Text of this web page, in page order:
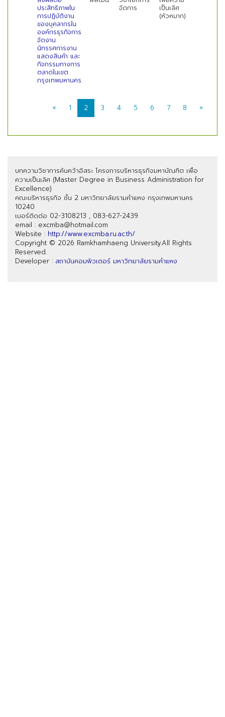
ประสิทธิภาพใน
การปฏิบัติงาน
ของบุคลากรใน
องค์กรธุรกิจการ
จัดงาน
นิทรรศการงาน
แสดงสินค้า และ
กิจกรรมทางการ
ตลาดในเขต
กรุงเทพมหานคร
จัดการ
เป็นเลิศ
(หัวหมาก)
« 1 2 3 4 5 6 7 8 »
บทความวิชาการค้นคว้าอิสระ โครงการบริหารธุรกิจมหาบัณฑิต เพื่อ
ความเป็นเลิศ (Master Degree in Business Administration for
Excellence)
คณะบริหารธุรกิจ ชั้น 2 มหาวิทยาลัยรามคำแหง กรุงเทพมหานคร
10240
เบอร์ติดต่อ 02-3108213 , 083-627-2439
email : excmba@hotmail.com
Website : http://www.excmba.ru.ac.th/
Copyright © 2026 Ramkhamhaeng University.All Rights
Reserved.
Developer : สถาบันคอมพิวเตอร์ มหาวิทยาลัยรามคำแหง